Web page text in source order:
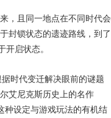
，且同一地点在不同时代会
封锁状态的遗迹路线，到了
开启状态。
时代变迁解决眼前的谜题
艾尼克斯历史上的名作
种设定与游戏玩法的有机结